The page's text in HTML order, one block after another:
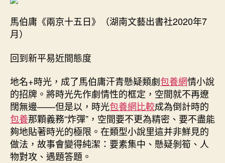
馬伯庸《兩京十五日》（湖南文藝出書社2020年7
月）
回到新平易近間態度
地名+時光，成了馬伯庸汗青懸疑類劇包養網情小說
的招牌。將時光先作劇情性的框定，空間就不再遼
闊無邊——但是以，時光包養網比較成為倒計時的
包養那顆義務“炸彈”，空間要不更為精密、要不盡能
夠地貼著時光的極限。在類型小說里這并非鮮見的
做法，故事會變得純潔：要素集中、懸疑剝筍、人
物對攻、遇題答題。